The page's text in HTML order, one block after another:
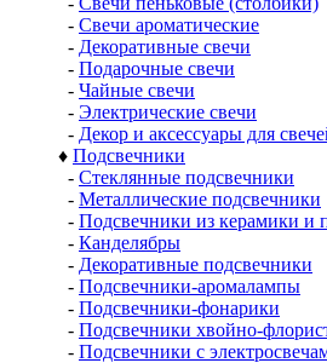
- Свечи ароматические
- Декоративные свечи
- Подарочные свечи
- Чайные свечи
- Электрические свечи
- Декор и аксессуары для
♦ Подсвечники
- Стеклянные подсвечники
- Металлические подсвечники
- Подсвечники из керамики и
- Канделябры
- Декоративные подсвечники
- Подсвечники-аромалампы
- Подсвечники-фонарики
- Подсвечники хвойно-
- Подсвечники с